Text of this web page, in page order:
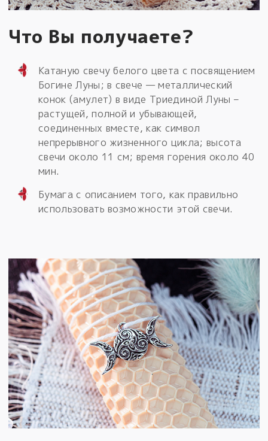
Что Вы получаете?
Катаную свечу белого цвета с посвящением
Богине Луны; в свече — металлический
конок (амулет) в виде Триединой Луны –
растущей, полной и убывающей,
соединенных вместе, как символ
непрерывного жизненного цикла; высота
свечи около 11 см; время горения около 40
мин.
Бумага с описанием того, как правильно
использовать возможности этой свечи.